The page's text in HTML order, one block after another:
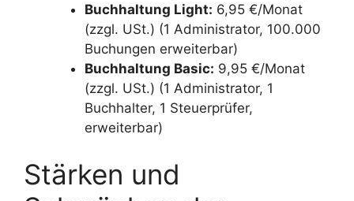
Buchhaltung Light: 6,95 €/Monat
(zzgl. USt.) (1 Administrator, 100.000
Buchungen erweiterbar)
Buchhaltung Basic: 9,95 €/Monat
(zzgl. USt.) (1 Administrator, 1
Buchhalter, 1 Steuerprüfer,
erweiterbar)
Stärken und